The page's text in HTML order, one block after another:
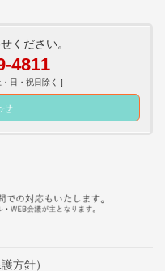
ください。
4811
日・祝日除く ]
せ
方針）